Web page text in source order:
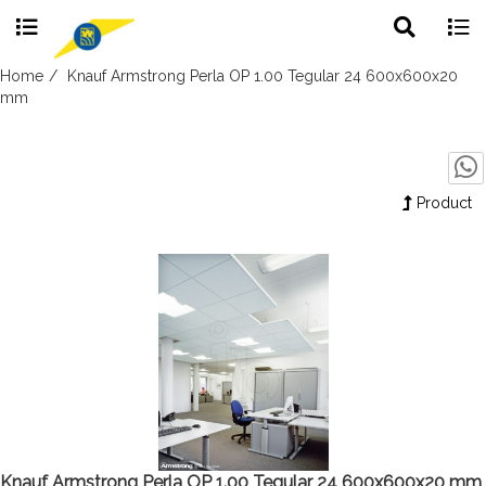
Skip
to
search
Home
Knauf Armstrong Perla OP 1.00 Tegular 24 600x600x20
mm
Product